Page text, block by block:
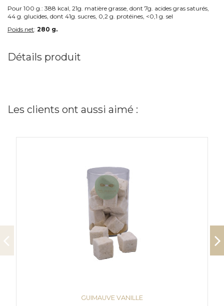
Pour 100 g.: 388 kcal, 21g. matière grasse, dont 7g. acides gras saturés,
44 g. glucides, dont 41g. sucres, 0,2 g. protéines, <0,1 g. sel
Poids net: 280 g.
Détails produit
Les clients ont aussi aimé :
GUIMAUVE VANILLE